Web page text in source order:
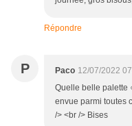
Répondre
P Paco 12/07/2022
Quelle belle palette
envue parmi toutes
/> <br /> Bises